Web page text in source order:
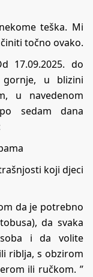
teška. Mi
točno ovako.
17.09.2025. do
gornje, u blizini
u navedenom
sedam dana
koji djeci
da je potrebno
da svaka
i da volite
riblja, s obzirom
ili ručkom. ”